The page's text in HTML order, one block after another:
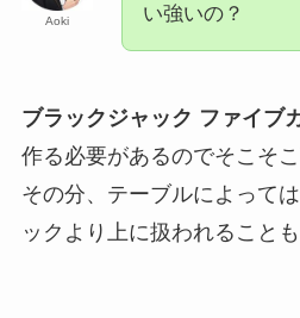
Aoki い強いの？
ブラックジャック ファイブ
作る必要があるのでそこそこ
その分、テーブルによって
ックより上に扱われることも